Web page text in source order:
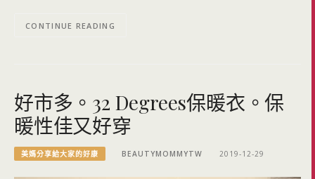
CONTINUE READING
好市多。32 Degrees保暖衣。保
暖性佳又好穿
美媽分享給大家的好康 BEAUTYMOMMYTW 2019-12-29